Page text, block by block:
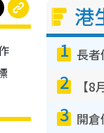
港
1
2
3